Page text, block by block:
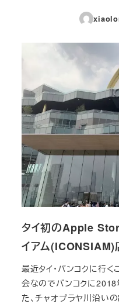
タイ初のApple
イアム
最近タイ・バンコクに行
会なのでバンコクに
た、チャオプラヤ川沿い